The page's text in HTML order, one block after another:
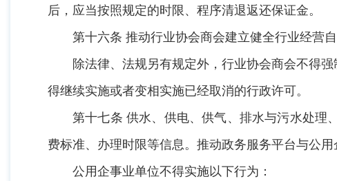
后，应当按照规定的时限、程序清退返还保证金。
第十六条 推动行业协会商会建立健全行业经营
除法律、法规另有规定外，行业协会商会不得
得继续实施或者变相实施已经取消的行政许可。
第十七条 供水、供电、供气、排水与污水处理
费标准、办理时限等信息。推动政务服务平台与公
公用企事业单位不得实施以下行为：